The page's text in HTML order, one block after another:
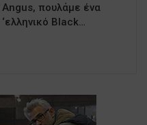
Angus, πουλάμε ένα
‘ελληνικό Black…